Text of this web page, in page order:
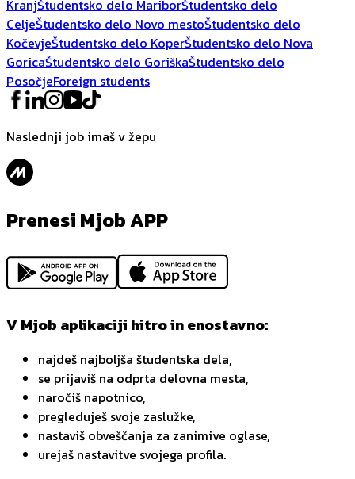
KranjŠtudentsko delo MariborŠtudentsko delo
CeljeŠtudentsko delo Novo mestoŠtudentsko delo
KočevjeŠtudentsko delo KoperŠtudentsko delo Nova
GoricaŠtudentsko delo GoriškaŠtudentsko delo
PosočjeForeign students
Naslednji job imaš v žepu
Prenesi Mjob APP
V Mjob aplikaciji hitro in enostavno:
najdeš najboljša študentska dela,
se prijaviš na odprta delovna mesta,
naročiš napotnico,
pregleduješ svoje zaslužke,
nastaviš obveščanja za zanimive oglase,
urejaš nastavitve svojega profila.